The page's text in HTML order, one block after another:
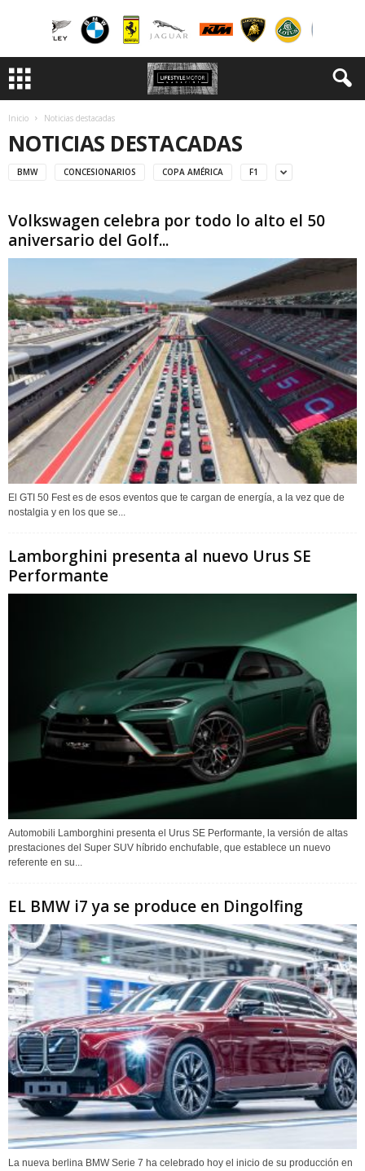
Inicio Noticias destacadas
NOTICIAS DESTACADAS
BMW CONCESIONARIOS COPA AMÉRICA F1
Volkswagen celebra por todo lo alto el 50
aniversario del Golf...
El GTI 50 Fest es de esos eventos que te cargan de energía, a la vez que de
nostalgia y en los que se...
Lamborghini presenta al nuevo Urus SE
Performante
Automobili Lamborghini presenta el Urus SE Performante, la versión de altas
prestaciones del Super SUV híbrido enchufable, que establece un nuevo
referente en su...
EL BMW i7 ya se produce en Dingolfing
La nueva berlina BMW Serie 7 ha celebrado hoy el inicio de su producción en